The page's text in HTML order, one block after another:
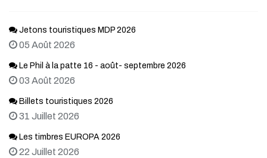
Jetons touristiques MDP 2026
05 Août 2026
Le Phil à la patte 16 - août- septembre 2026
03 Août 2026
Billets touristiques 2026
31 Juillet 2026
Les timbres EUROPA 2026
22 Juillet 2026